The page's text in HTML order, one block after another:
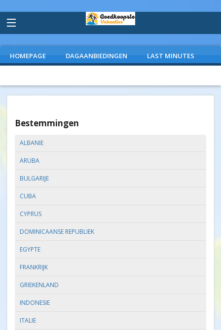
HOMEPAGE DAGAANBIEDINGEN LAST MINUTES
Bestemmingen
ALBANIE
ARUBA
BULGARIJE
CUBA
CYPRUS
DOMINICAANSE REPUBLIEK
EGYPTE
FRANKRIJK
GRIEKENLAND
INDONESIE
ITALIE